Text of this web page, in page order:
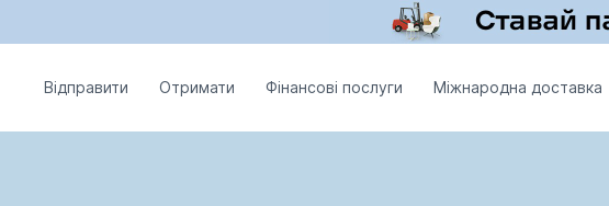
Відправити Отримати Фінансові послуги Міжнародна доставка